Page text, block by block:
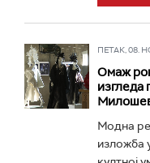
ПЕТАК, 08.
Омаж
изгледа
Модна
изложба